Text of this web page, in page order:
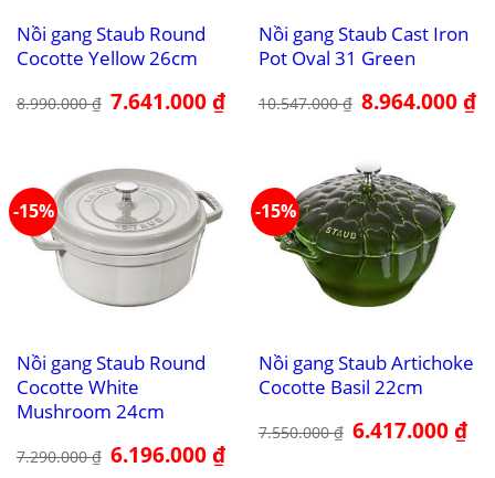
Nồi gang Staub Round
Cocotte Yellow 26cm
8.990.000₫ Giá
gốc
7.641.000₫Giá
hiện
Nồi gang Staub Cast Iron
Pot Oval 31 Green
10.547.000₫ Giá
gốc
8.964.000₫
-15%
Nồi gang Staub Round
Cocotte White
Mushroom 24cm
7.290.000₫ Giá
gốc
6.196.000₫Giá
hiện
-15%
Nồi gang Staub Artichoke
Cocotte Basil 22cm
7.550.000₫ Giá
gốc
6.417.000₫Giá